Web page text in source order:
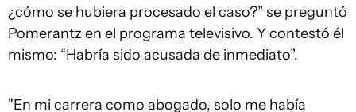
¿cómo se hubiera procesado el caso?” se preguntó
Pomerantz en el programa televisivo. Y contestó él
mismo: “Habría sido acusada de inmediato”.
"En mi carrera como abogado, solo me había